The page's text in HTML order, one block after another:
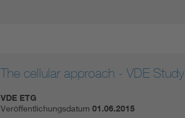
The cellular approach - VDE Study
VDE ETG
Veröffentlichungsdatum 01.06.2015